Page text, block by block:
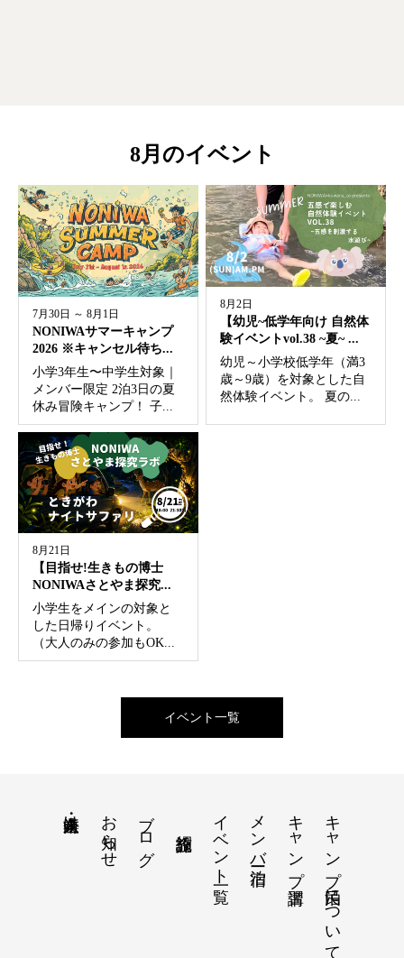
8月のイベント
7月30日 ～ 8月1日
NONIWAサマーキャンプ
2026 ※キャンセル待ち...
小学3年生〜中学生対象｜
メンバー限定 2泊3日の夏
休み冒険キャンプ！ 子...
8月2日
【幼児~低学年向け 自然体
験イベントvol.38 ~夏~ ...
幼児～小学校低学年（満3
歳～9歳）を対象とした自
然体験イベント。 夏の...
8月21日
【目指せ!生きもの博士
NONIWAさとやま探究...
小学生をメインの対象と
した日帰りイベント。
（大人のみの参加もOK...
イベント一覧
キャンプ民泊について
キャンプ講習
メンバー宿泊
イベント一覧
ブログ
お知らせ
法人・企業向け